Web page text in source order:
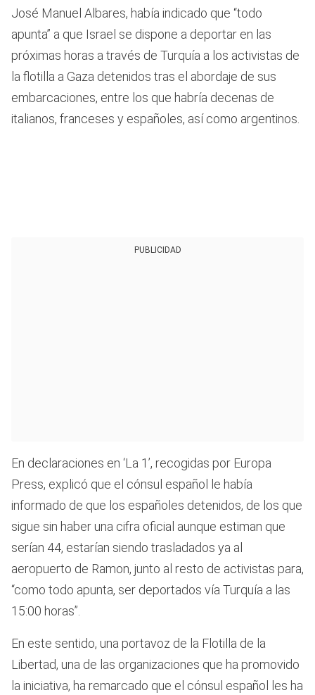
José Manuel Albares, había indicado que “todo
apunta” a que Israel se dispone a deportar en las
próximas horas a través de Turquía a los activistas de
la flotilla a Gaza detenidos tras el abordaje de sus
embarcaciones, entre los que habría decenas de
italianos, franceses y españoles, así como argentinos.
PUBLICIDAD
En declaraciones en ‘La 1’, recogidas por Europa
Press, explicó que el cónsul español le había
informado de que los españoles detenidos, de los que
sigue sin haber una cifra oficial aunque estiman que
serían 44, estarían siendo trasladados ya al
aeropuerto de Ramon, junto al resto de activistas para,
“como todo apunta, ser deportados vía Turquía a las
15:00 horas”.
En este sentido, una portavoz de la Flotilla de la
Libertad, una de las organizaciones que ha promovido
la iniciativa, ha remarcado que el cónsul español les ha